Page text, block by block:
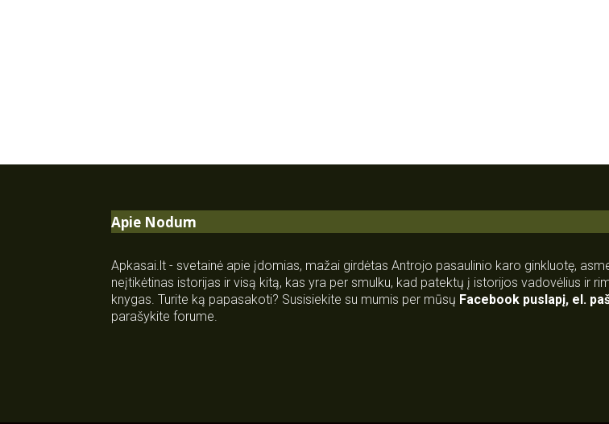
Apie Nodum
Apkasai.lt - svetainė apie įdomias, mažai girdėtas Antrojo pasaulinio karo ginkluotę,
neįtikėtinas istorijas ir visą kitą, kas yra per smulku, kad patektų į istorijos vadovėlius ir
knygas. Turite ką papasakoti? Susisiekite su mumis per mūsų Facebook puslapį, el.
parašykite forume.